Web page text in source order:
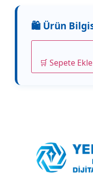
🛒 Sepete Ekle